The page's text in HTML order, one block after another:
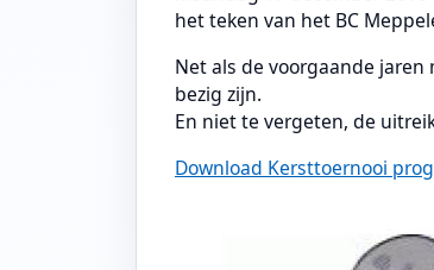
het teken van het BC
Net als de voorgaande
bezig zijn.
En niet te vergeten, de
Download Kersttoernooi